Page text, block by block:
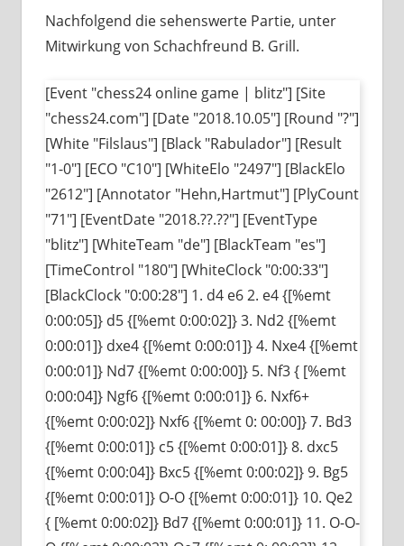
Nachfolgend die sehenswerte Partie, unter
Mitwirkung von Schachfreund B. Grill.
[Event "chess24 online game | blitz"] [Site
"chess24.com"] [Date "2018.10.05"] [Round "?"]
[White "Filslaus"] [Black "Rabulador"] [Result
"1-0"] [ECO "C10"] [WhiteElo "2497"] [BlackElo
"2612"] [Annotator "Hehn,Hartmut"] [PlyCount
"71"] [EventDate "2018.??.??"] [EventType
"blitz"] [WhiteTeam "de"] [BlackTeam "es"]
[TimeControl "180"] [WhiteClock "0:00:33"]
[BlackClock "0:00:28"] 1. d4 e6 2. e4 {[%emt
0:00:05]} d5 {[%emt 0:00:02]} 3. Nd2 {[%emt
0:00:01]} dxe4 {[%emt 0:00:01]} 4. Nxe4 {[%emt
0:00:01]} Nd7 {[%emt 0:00:00]} 5. Nf3 { [%emt
0:00:04]} Ngf6 {[%emt 0:00:01]} 6. Nxf6+
{[%emt 0:00:02]} Nxf6 {[%emt 0: 00:00]} 7. Bd3
{[%emt 0:00:01]} c5 {[%emt 0:00:01]} 8. dxc5
{[%emt 0:00:04]} Bxc5 {[%emt 0:00:02]} 9. Bg5
{[%emt 0:00:01]} O-O {[%emt 0:00:01]} 10. Qe2
{ [%emt 0:00:02]} Bd7 {[%emt 0:00:01]} 11. O-O-